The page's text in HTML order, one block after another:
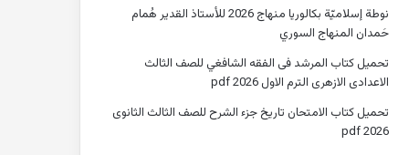
نوطة إسلاميّة بكالوريا منهاج 2026 للأستاذ القدير هُمام
حَمدان المنهاج السوري
تحميل كتاب المرشد فى الفقه الشافغي للصف الثالث
الاعدادى الازهرى الترم الاول 2026 pdf
تحميل كتاب الامتحان تاريخ جزء الشرح للصف الثالث الثانوى
2026 pdf